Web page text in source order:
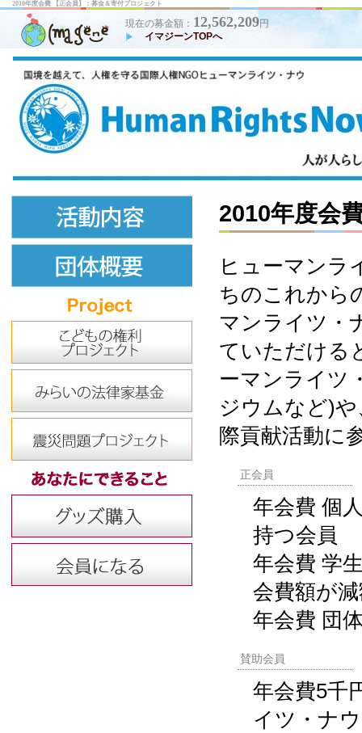
2010年度会費 【正会員】：募金＆寄付プロジェクト
現在の募金額： 12,562,209円
イマジーンTOPへ
2010年度会
ヒューマンラ
ちのこれから
マンライツ・
ていただける
ーマンライツ
ジウムなど)
際貢献活動に
正会員
年会費 個
持つ会員
年会費 学
会費額が
年会費 団
賛助会員
年会費5千
イツ・ナ